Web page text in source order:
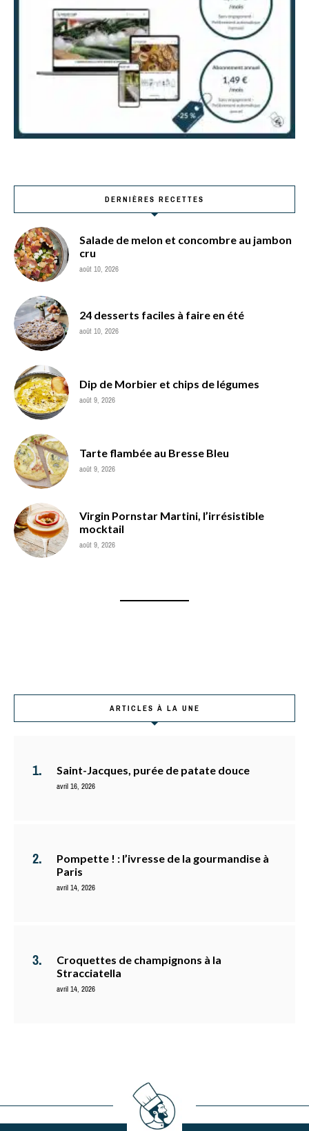
DERNIÈRES RECETTES
Salade de melon et concombre au jambon
cru
août 10, 2026
24 desserts faciles à faire en été
août 10, 2026
Dip de Morbier et chips de légumes
août 9, 2026
Tarte flambée au Bresse Bleu
août 9, 2026
Virgin Pornstar Martini, l’irrésistible
mocktail
août 9, 2026
ARTICLES À LA UNE
Saint-Jacques, purée de patate douce
avril 16, 2026
Pompette ! : l’ivresse de la gourmandise à
Paris
avril 14, 2026
Croquettes de champignons à la
Stracciatella
avril 14, 2026